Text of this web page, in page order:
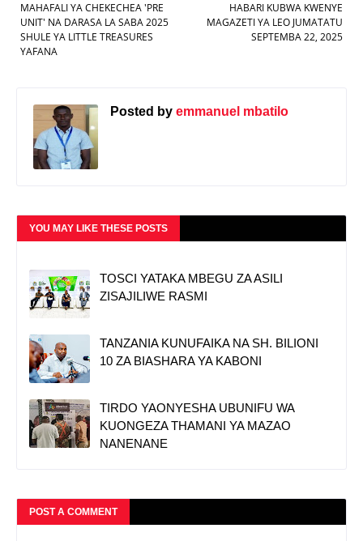
HABARI KUBWA KWENYE
MAGAZETI YA LEO JUMATATU
SEPTEMBA 22, 2025
MAHAFALI YA CHEKECHEA 'PRE
UNIT' NA DARASA LA SABA 2025
SHULE YA LITTLE TREASURES
YAFANA
Posted by emmanuel mbatilo
YOU MAY LIKE THESE POSTS
TOSCI YATAKA MBEGU ZA ASILI
ZISAJILIWE RASMI
TANZANIA KUNUFAIKA NA SH. BILIONI
10 ZA BIASHARA YA KABONI
TIRDO YAONYESHA UBUNIFU WA
KUONGEZA THAMANI YA MAZAO
NANENANE
POST A COMMENT